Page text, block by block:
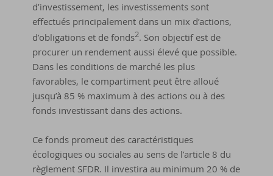
d’investissement, les investissements sont
effectués principalement dans un mix d’actions,
d’obligations et de fonds2. Son objectif est de
procurer un rendement aussi élevé que possible.
Dans les conditions de marché les plus
favorables, le compartiment peut être alloué
jusqu’à 85 % maximum à des actions ou à des
fonds investissant dans des actions.
Ce fonds promeut des caractéristiques
écologiques ou sociales au sens de l’article 8 du
règlement SFDR. Il investira au minimum 20 % de